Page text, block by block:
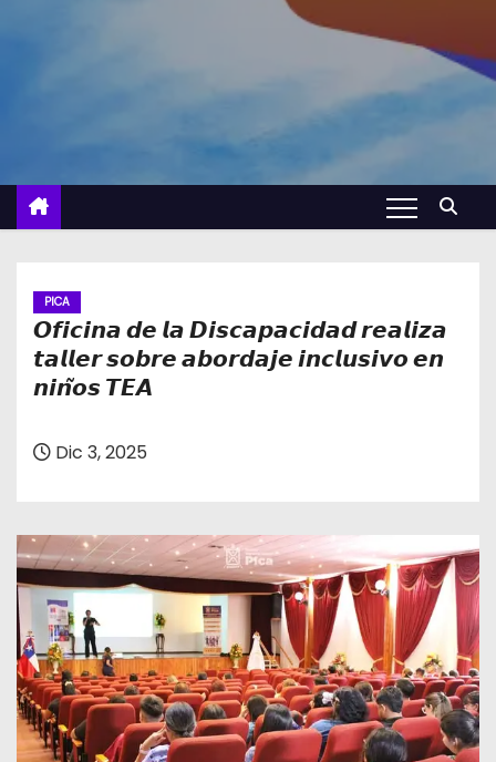
PICA
𝙊𝙛𝙞𝙘𝙞𝙣𝙖 𝙙𝙚 𝙡𝙖 𝘿𝙞𝙨𝙘𝙖𝙥𝙖𝙘𝙞𝙙𝙖𝙙 𝙧𝙚𝙖𝙡𝙞𝙯𝙖
𝙩𝙖𝙡𝙡𝙚𝙧 𝙨𝙤𝙗𝙧𝙚 𝙖𝙗𝙤𝙧𝙙𝙖𝙟𝙚 𝙞𝙣𝙘𝙡𝙪𝙨𝙞𝙫𝙤 𝙚𝙣
𝙣𝙞𝙣̃𝙤𝙨 𝙏𝙀𝘼
Dic 3, 2025